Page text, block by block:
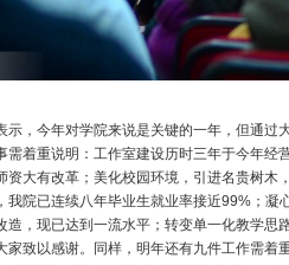
示，今年对学院来说是关键的一年，但通过
需着重说明：工作室建设历时三年于今年经
资大有改革；美化校园环境，引进名贵树木
我院已连续八年毕业生就业率接近99%；凝
造，现已达到一流水平；转变单一化教学思
致以感谢。同样，明年还有九件工作需着